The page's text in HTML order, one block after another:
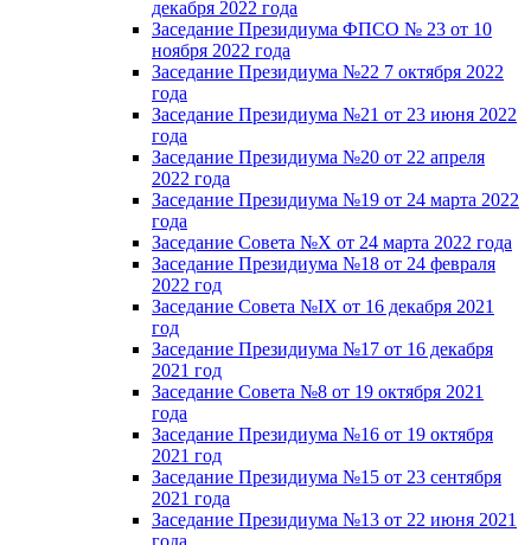
декабря 2022 года
Заседание Президиума ФПСО № 23 от 10
ноября 2022 года
Заседание Президиума №22 7 октября 2022
года
Заседание Президиума №21 от 23 июня 2022
года
Заседание Президиума №20 от 22 апреля
2022 года
Заседание Президиума №19 от 24 марта 2022
года
Заседание Совета №X от 24 марта 2022 года
Заседание Президиума №18 от 24 февраля
2022 год
Заседание Совета №IX от 16 декабря 2021
год
Заседание Президиума №17 от 16 декабря
2021 год
Заседание Совета №8 от 19 октября 2021
года
Заседание Президиума №16 от 19 октября
2021 год
Заседание Президиума №15 от 23 сентября
2021 года
Заседание Президиума №13 от 22 июня 2021
года